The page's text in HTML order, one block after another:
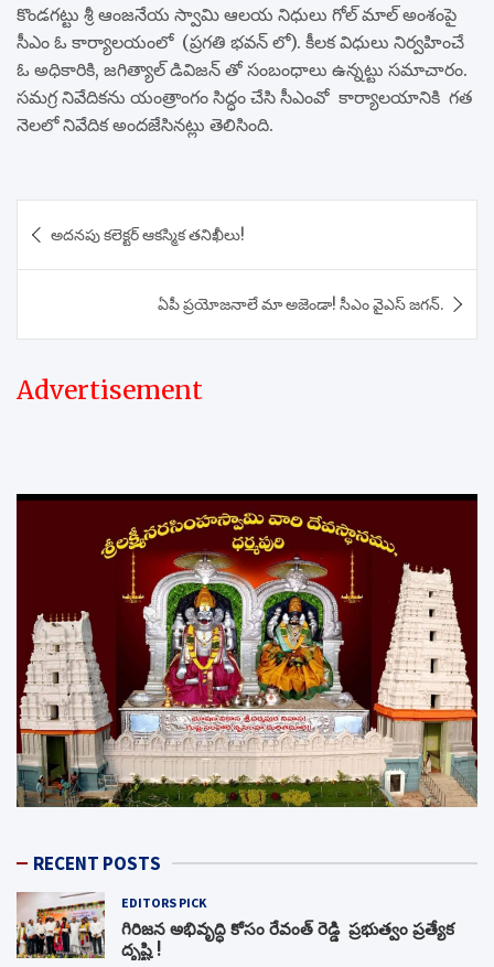
కొండగట్టు శ్రీ ఆంజనేయ స్వామి ఆలయ నిధులు గోల్ మాల్ అంశంపై
సీఎం ఓ కార్యాలయంలో (ప్రగతి భవన్ లో). కీలక విధులు నిర్వహించే
ఓ అధికారికి, జగిత్యాల్ డివిజన్ తో సంబంధాలు ఉన్నట్టు సమాచారం.
సమగ్ర నివేదికను యంత్రాంగం సిద్ధం చేసి సీఎంవో కార్యాలయానికి గత
నెలలో నివేదిక అందజేసినట్లు తెలిసింది.
navigation
అదనపు కలెక్టర్ ఆకస్మిక తనిఖీలు!
ఏపీ ప్రయోజనాలే మా అజెండా! సీఎం వైఎస్ జగన్.
Advertisement
RECENT POSTS
EDITORS PICK
గిరిజన అభివృద్ధి కోసం రేవంత్ రెడ్డి ప్రభుత్వం ప్రత్యేక
దృష్టి !